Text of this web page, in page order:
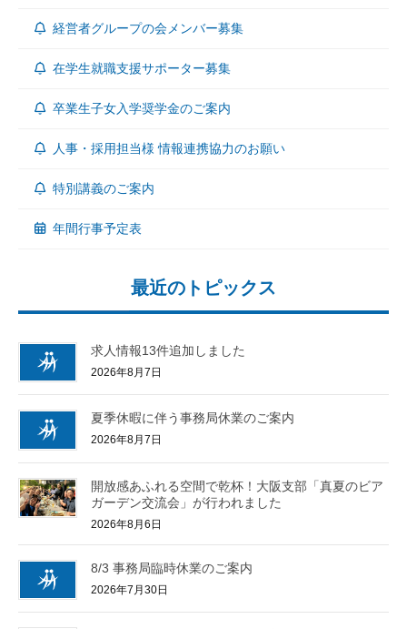
経営者グループの会メンバー募集
在学生就職支援サポーター募集
卒業生子女入学奨学金のご案内
人事・採用担当様 情報連携協力のお願い
特別講義のご案内
年間行事予定表
最近のトピックス
求人情報13件追加しました
2026年8月7日
夏季休暇に伴う事務局休業のご案内
2026年8月7日
開放感あふれる空間で乾杯！大阪支部「真夏のビア
ガーデン交流会」が行われました
2026年8月6日
8/3 事務局臨時休業のご案内
2026年7月30日